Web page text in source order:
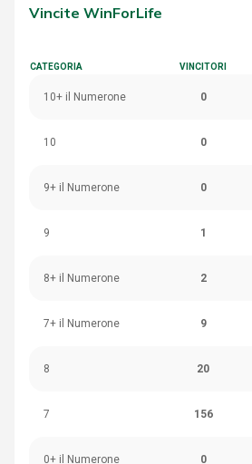
Vincite WinForLife
CATEGORIA VINCITORI
10+ il Numerone 0
10 0
9+ il Numerone 0
9 1
8+ il Numerone 2
7+ il Numerone 9
8 20
7 156
0+ il Numerone 0